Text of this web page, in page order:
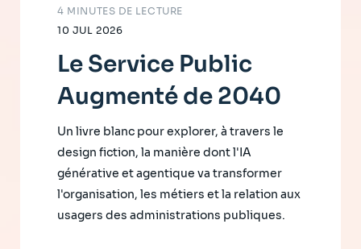
10 JUL 2026
4 MINUTES DE LECTURE
Le Service Public
Augmenté de 2040
Un livre blanc pour explorer, à travers le
design fiction, la manière dont l'IA
générative et agentique va transformer
l'organisation, les métiers et la relation aux
usagers des administrations publiques.